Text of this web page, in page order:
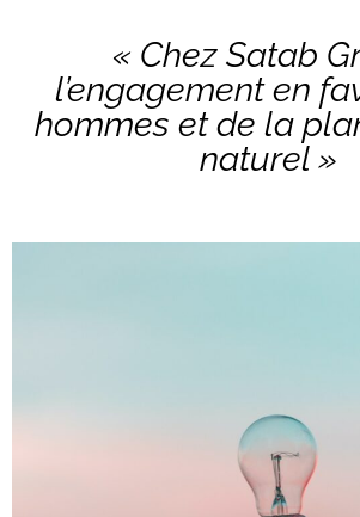
« Chez Satab
l’engagement en
hommes et de la
naturel »